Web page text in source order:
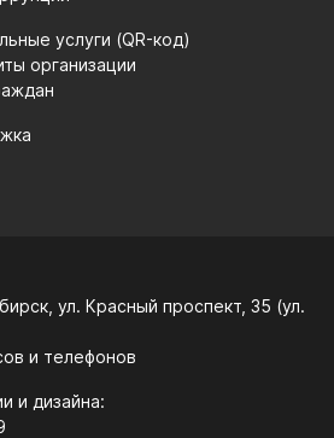
услуги (QR-код)
организации
ул. Красный проспект, 35 (ул.
и телефонов
и дизайна: